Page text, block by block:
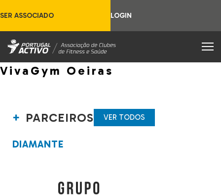
SER ASSOCIADO LOGIN
VivaGym Oeiras
PARCEIROS VER TODOS
DIAMANTE